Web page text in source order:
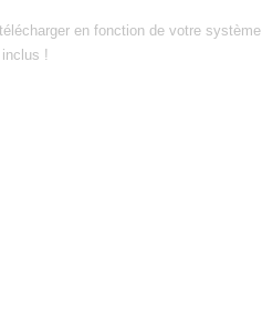
en fonction de votre système
!